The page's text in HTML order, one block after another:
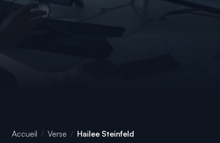
Accueil Verse Hailee Steinfeld